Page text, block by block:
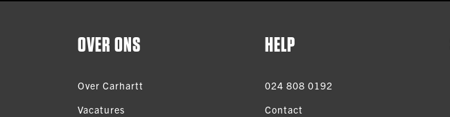
OVER ONS
Over Carhartt
Vacatures
HELP
024 808 0192
Contact